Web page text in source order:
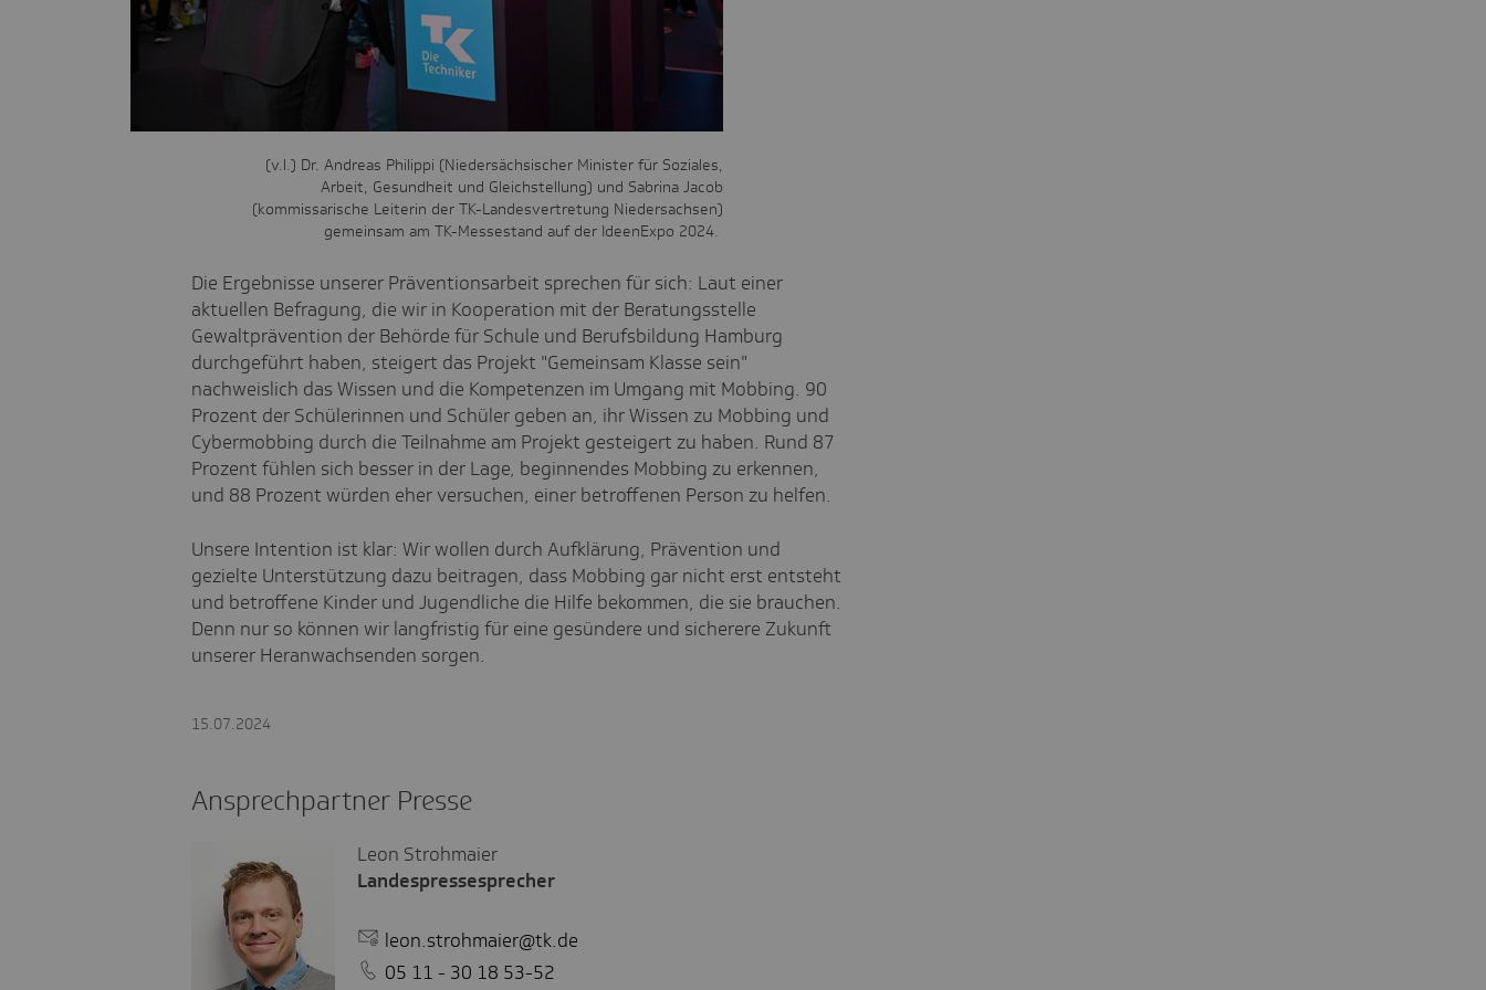
(v.l.) Dr. Andreas Philippi (Niedersächsischer Minister für Soziales,
Arbeit, Gesundheit und Gleichstellung) und Sabrina Jacob
(kommissarische Leiterin der TK-Landesvertretung Niedersachsen)
gemeinsam am TK-Messestand auf der IdeenExpo 2024.
Die Ergebnisse unserer Präventionsarbeit sprechen für sich: Laut einer
aktuellen Befragung, die wir in Kooperation mit der Beratungsstelle
Gewaltprävention der Behörde für Schule und Berufsbildung Hamburg
durchgeführt haben, steigert das Projekt "Gemeinsam Klasse sein"
nachweislich das Wissen und die Kompetenzen im Umgang mit Mobbing. 90
Prozent der Schülerinnen und Schüler geben an, ihr Wissen zu Mobbing und
Cybermobbing durch die Teilnahme am Projekt gesteigert zu haben. Rund 87
Prozent fühlen sich besser in der Lage, beginnendes Mobbing zu erkennen,
und 88 Prozent würden eher versuchen, einer betroffenen Person zu helfen.
Unsere Intention ist klar: Wir wollen durch Aufklärung, Prävention und
gezielte Unterstützung dazu beitragen, dass Mobbing gar nicht erst entsteht
und betroffene Kinder und Jugendliche die Hilfe bekommen, die sie brauchen.
Denn nur so können wir langfristig für eine gesündere und sicherere Zukunft
unserer Heranwachsenden sorgen.
15.07.2024
Ansprechpartner Presse
Leon Strohmaier
Landespressesprecher
leon.strohmaier@tk.de
05 11 - 30 18 53-52